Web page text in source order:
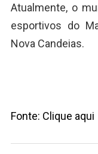
Atualmente, o
esportivos do
Nova Candeias.
Fonte: Clique aqui